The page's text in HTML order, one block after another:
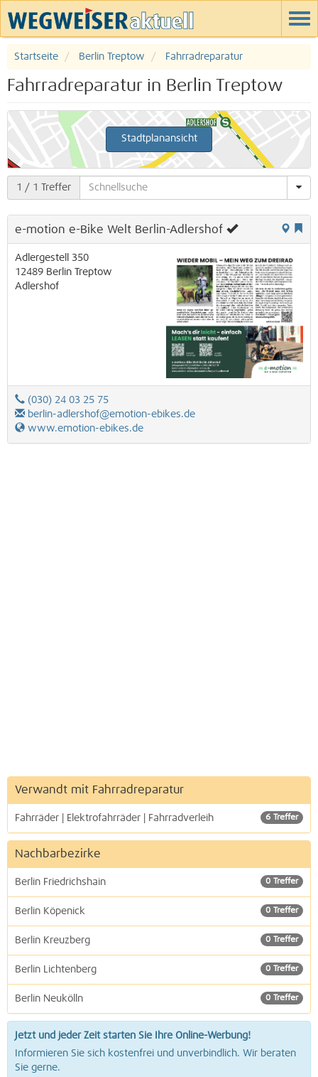
Startseite Berlin Treptow Fahrradreparatur
Fahrradreparatur in Berlin Treptow
Stadtplanansicht
1 / 1 Treffer
e-motion e-Bike Welt Berlin-Adlershof
Adlergestell 350
12489 Berlin Treptow
Adlershof
(030) 24 03 25 75
berlin-adlershof@emotion-ebikes.de
www.emotion-ebikes.de
Verwandt mit Fahrradreparatur
6 Treffer
Fahrräder | Elektrofahrräder | Fahrradverleih
Nachbarbezirke
0 Treffer
Berlin Friedrichshain
0 Treffer
Berlin Köpenick
0 Treffer
Berlin Kreuzberg
0 Treffer
Berlin Lichtenberg
0 Treffer
Berlin Neukölln
Jetzt und jeder Zeit starten Sie Ihre Online-Werbung!
Informieren Sie sich kostenfrei und unverbindlich. Wir beraten
Sie gerne.